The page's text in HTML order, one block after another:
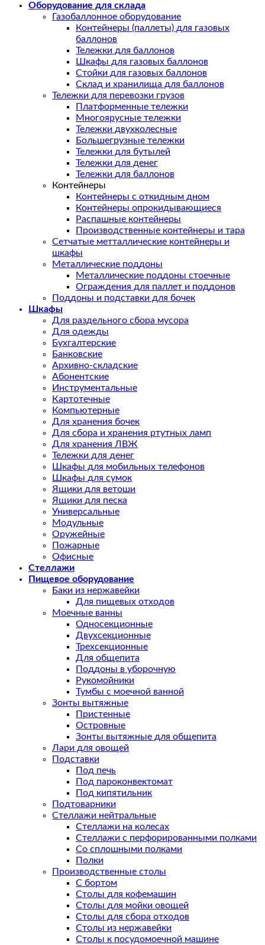
Оборудование для склада
Газобаллонное оборудование
Контейнеры (паллеты) для газовых
баллонов
Тележки для баллонов
Шкафы для газовых баллонов
Стойки для газовых баллонов
Склад и хранилища для баллонов
Тележки для перевозки грузов
Платформенные тележки
Многоярусные тележки
Тележки двухколесные
Большегрузные тележки
Тележки для бутылей
Тележки для денег
Тележки для баллонов
Контейнеры
Контейнеры с откидным дном
Контейнеры опрокидывающиеся
Распашные контейнеры
Производственные контейнеры и тара
Сетчатые метталлические контейнеры и
шкафы
Металлические поддоны
Металлические поддоны стоечные
Ограждения для паллет и поддонов
Поддоны и подставки для бочек
Шкафы
Для раздельного сбора мусора
Для одежды
Бухгалтерские
Банковские
Архивно-складские
Абонентские
Инструментальные
Картотечные
Компьютерные
Для хранения бочек
Для сбора и хранения ртутных ламп
Для хранения ЛВЖ
Тележки для денег
Шкафы для мобильных телефонов
Шкафы для сумок
Ящики для ветоши
Ящики для песка
Универсальные
Модульные
Оружейные
Пожарные
Офисные
Стеллажи
Пищевое оборудование
Баки из нержавейки
Для пищевых отходов
Моечные ванны
Односекционные
Двухсекционные
Трехсекционные
Для общепита
Поддоны в уборочную
Рукомойники
Тумбы с моечной ванной
Зонты вытяжные
Пристенные
Островные
Зонты вытяжные для общепита
Лари для овощей
Подставки
Под печь
Под пароконвектомат
Под кипятильник
Подтоварники
Стеллажи нейтральные
Стеллажи на колесах
Стеллажи с перфорированными полками
Со сплошными полками
Полки
Производственные столы
С бортом
Столы для кофемашин
Столы для мойки овощей
Столы для сбора отходов
Столы из нержавейки
Столы к посудомоечной машине